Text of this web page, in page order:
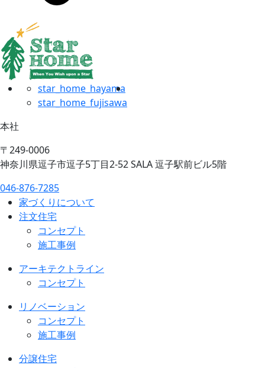
star_home_hayama
star_home_fujisawa
本社
〒249-0006
神奈川県逗子市逗子5丁目2-52 SALA 逗子駅前ビル5階
046-876-7285
家づくりについて
注文住宅
コンセプト
施工事例
アーキテクトライン
コンセプト
リノベーション
コンセプト
施工事例
分譲住宅